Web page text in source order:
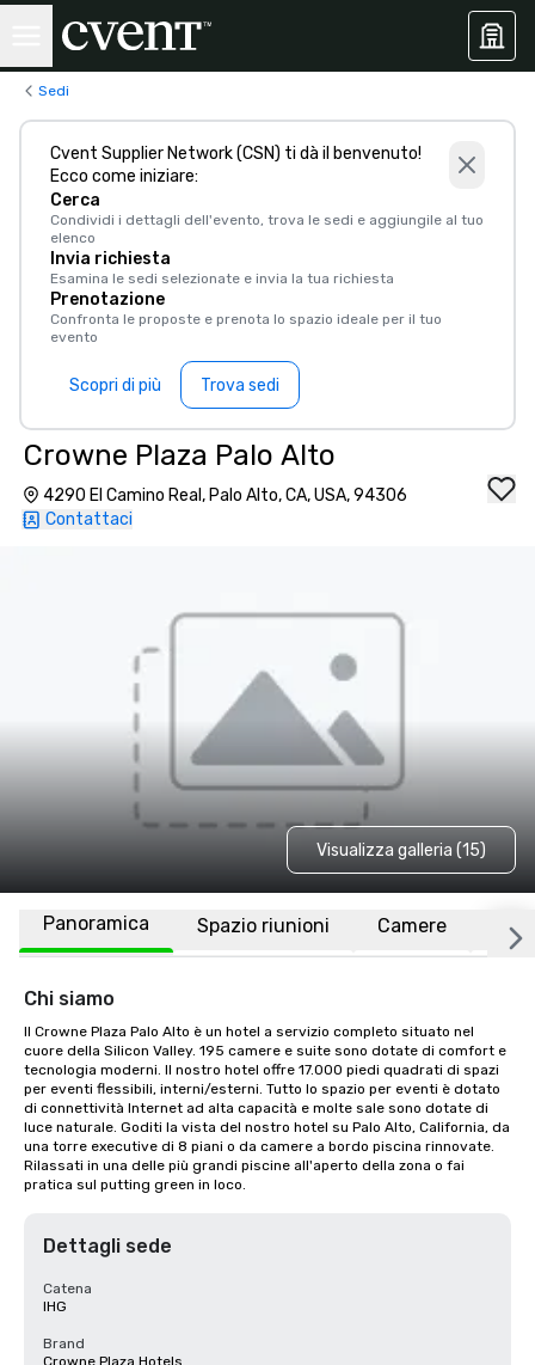
Sedi
Cvent Supplier Network (CSN) ti dà il benvenuto!
Ecco come iniziare:
Cerca
Condividi i dettagli dell'evento, trova le sedi e aggiungile al tuo
elenco
Invia richiesta
Esamina le sedi selezionate e invia la tua richiesta
Prenotazione
Confronta le proposte e prenota lo spazio ideale per il tuo
evento
Scopri di più Trova sedi
Crowne Plaza Palo Alto
4290 El Camino Real, Palo Alto, CA, USA, 94306
Contattaci
Visualizza galleria (15)
Panoramica Spazio riunioni Camere
Chi siamo
Il Crowne Plaza Palo Alto è un hotel a servizio completo situato nel
cuore della Silicon Valley. 195 camere e suite sono dotate di comfort e
tecnologia moderni. Il nostro hotel offre 17.000 piedi quadrati di spazi
per eventi flessibili, interni/esterni. Tutto lo spazio per eventi è dotato
di connettività Internet ad alta capacità e molte sale sono dotate di
luce naturale. Goditi la vista del nostro hotel su Palo Alto, California, da
una torre executive di 8 piani o da camere a bordo piscina rinnovate.
Rilassati in una delle più grandi piscine all'aperto della zona o fai
pratica sul putting green in loco.
Dettagli sede
Catena
IHG
Brand
Crowne Plaza Hotels